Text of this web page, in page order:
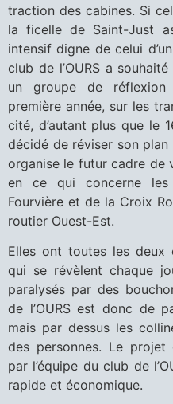
traction des cabines. Si
la ficelle de Saint-Just
intensif digne de celui
club de l’OURS a
un groupe de
première année, sur les
cité, d’autant plus que le
décidé de réviser son plan
organise le futur cadre de
en ce qui concerne
Fourvière et de la Croix
routier Ouest-Est.
Elles ont toutes les deux
qui se révèlent chaque
paralysés par des
de l’OURS est donc de
mais par dessus les
des personnes. Le
par l’équipe du club de
rapide et économique.